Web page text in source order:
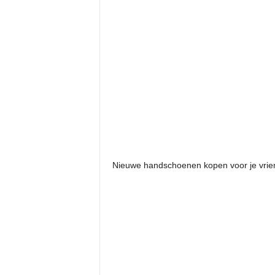
Nieuwe handschoenen kopen voor je